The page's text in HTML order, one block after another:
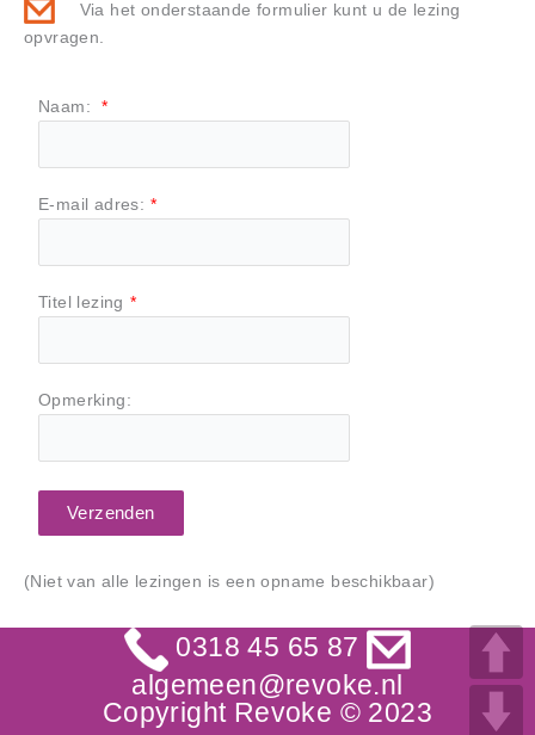
Via het onderstaande formulier kunt u de lezing
opvragen.
Naam: *
E-mail adres: *
Titel lezing *
Opmerking:
Verzenden
(Niet van alle lezingen is een opname beschikbaar)
0318 45 65 87
algemeen@revoke.nl
Copyright Revoke © 2023